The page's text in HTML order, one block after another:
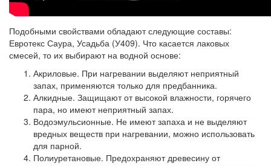
Подобными свойствами обладают следующие составы:
Евротекс Саура, Усадьба (У409). Что касается лаковых
смесей, то их выбирают на водной основе:
Акриловые. При нагревании выделяют неприятный
запах, применяются только для предбанника.
Алкидные. Защищают от высокой влажности, горячего
пара, но имеют неприятный запах.
Водоэмульсионные. Не имеют запаха и не выделяют
вредных веществ при нагревании, можно использовать
для парной.
Полиуретановые. Предохраняют древесину от